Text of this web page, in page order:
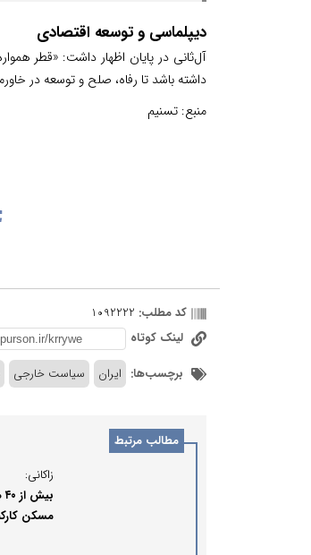
دیپلماسی و توسعه اقتصادی
آل‌ثانی در پایان اظهار داشت: «قطر
داشته باشد تا رفاه، صلح و توسعه در
منبع: تسنیم
کد مطلب: 1092222
لینک کوتاه
برچسب‌ها: ایران سیاست خارجی
مطالب مرتبط
زاکانی:
مسکن